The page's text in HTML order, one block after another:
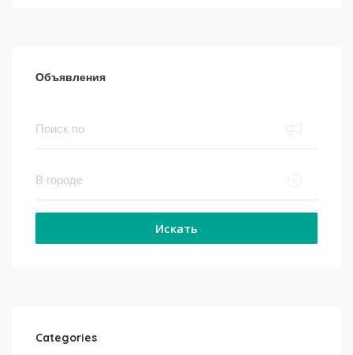
Объявления
Искать
Categories